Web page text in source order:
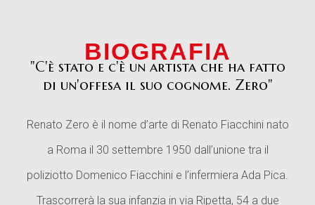
BIOGRAFIA
"C'è stato e c'è un artista che ha fatto
di un'offesa il suo cognome. Zero"
Renato Zero è il nome d’arte di Renato Fiacchini nato
a Roma il 30 settembre 1950 dall’unione tra il
poliziotto Domenico Fiacchini e l’infermiera Ada Pica.
Trascorrerà la sua infanzia in via Ripetta, 54 a due